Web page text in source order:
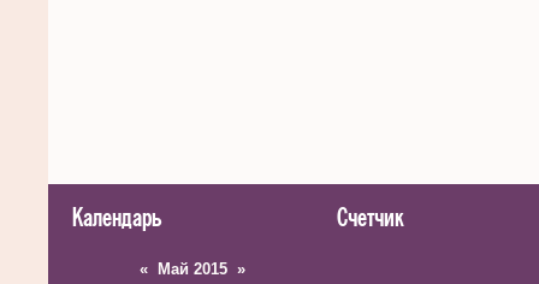
Календарь
« Май 2015 »
Счетчик